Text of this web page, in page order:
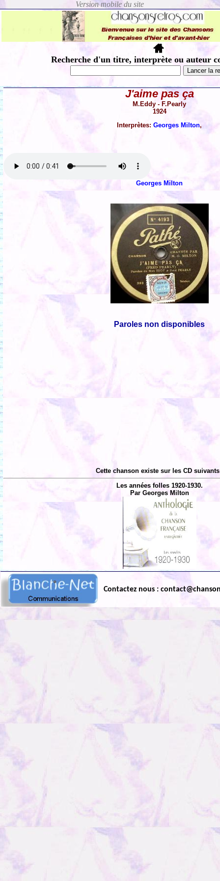
Recherche d'un titre, interprète ou auteur
J'aime pas ça
M.Eddy - F.Pearly
1924
Interprètes:Georges Milton,
Georges Milton
Paroles non disponibles
Cette chanson existe sur les CD
Les années folles 1920-1930.
Par Georges Milton
Contactez nous :